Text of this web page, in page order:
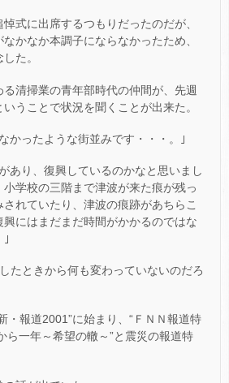
式に出席するつもりだったのだが、
かなか本調子にならなかったため、
た。
清掃業の青年部時代の仲間が、先週
うことで状況を聞くことが出来た。
かったような街並みです・・・。｣
あり、復興しているのかなと思いまし
学校の三階まで津波が来た痕が残っ
れていたり、津波の痕跡があちらこ
にはまだまだ時間がかかるのではな
｣
たときから何も変わっていないのだろ
・報道2001”に始まり、“ＦＮＮ報道特
ら一年～希望の轍～”と震災の報道特